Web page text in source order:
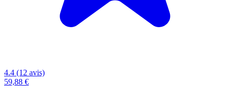
4.4 (12 avis)
59,88 €